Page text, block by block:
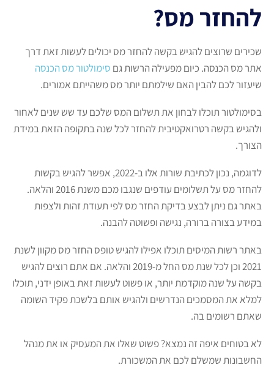
להחזר מס?
שכירים שרוצים להגיש בקשה להחזר מס יכולים לעשות זאת דרך
אתר מס הכנסה. כיום מפעילה הרשות גם סימולטור מס הכנסה
שיעזור לכם להבין האם שילמתם יותר מס משהייתם אמורים.
בסימולטור תוכלו לבחון את תשלום המס שלכם עד שש שנים לאחור
ולהגיש בקשה רטרואקטיבית להחזר לכל שנה בתקופה הזאת במידת
הצורך.
לדוגמה, נכון לכתיבת שורות אלו ב-2022, אפשר להגיש בקשות
להחזר מס על תשלומים עודפים שנגבו מכם משנת 2016 והלאה.
באתר גם ניתן לבצע בדיקת החזר מס לפי תעודת זהות ולצפות
במידע בצורה ברורה, נגישה ופשוטה להבנה.
באתר רשות המיסים תוכלו אפילו להגיש טופס החזר מס מקוון לשנת
2021 וכן לכל שנת מס החל מ-2019 והלאה. אם אתם רוצים להגיש
בקשה על שנה מוקדמת יותר, או פשוט לעשות זאת באופן ידני, תוכלו
למלא את המסמכים הנדרשים ולהגיש אותם בלשכת פקיד השומה
שאתם רשומים בה.
לא בטוחים איפה זה נמצא? פשוט שאלו את המעסיק או את מנהל
החשבונות שמשלם לכם את המשכורת.